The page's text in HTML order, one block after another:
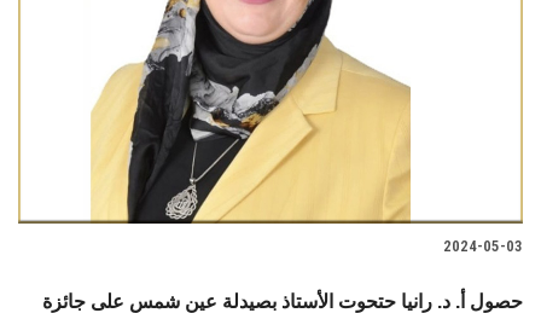
2024-05-03
حصول أ. د. رانيا حتحوت الأستاذ بصيدلة عين شمس على جائزة